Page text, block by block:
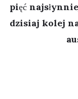
pięć
dzisiaj kolej